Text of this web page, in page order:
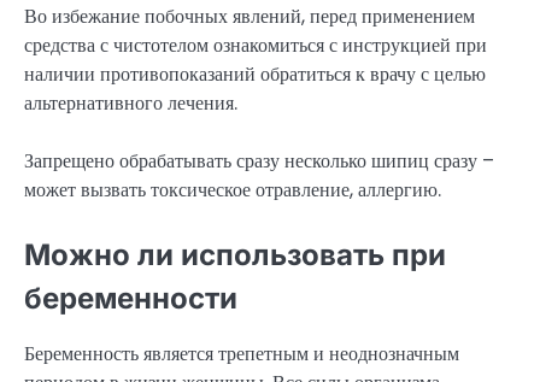
Во избежание побочных явлений, перед применением
средства с чистотелом ознакомиться с инструкцией при
наличии противопоказаний обратиться к врачу с целью
альтернативного лечения.
Запрещено обрабатывать сразу несколько шипиц сразу –
может вызвать токсическое отравление, аллергию.
Можно ли использовать при
беременности
Беременность является трепетным и неоднозначным